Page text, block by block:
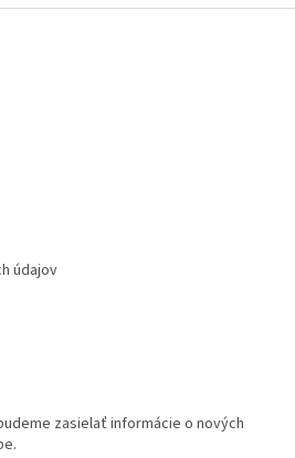
údajov
zasielať informácie o nových